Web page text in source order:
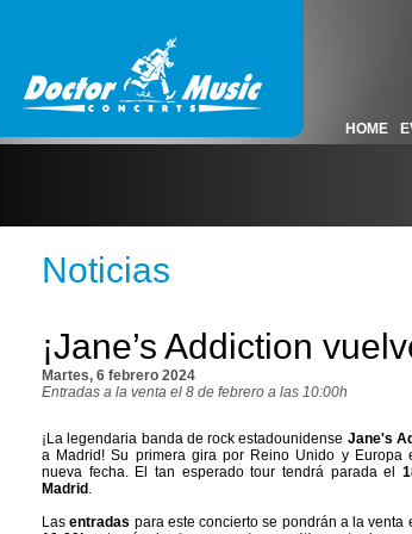
HOME
Noticias
¡Jane’s Addiction
Martes, 6 febrero 2024
Entradas a la venta el 8 de febrero a las 10:00h
¡La legendaria banda de rock estadounidense Jane's
a Madrid! Su primera gira por Reino Unido y Europa
nueva fecha. El tan esperado tour tendrá parada el
Madrid .
Lasentradas para este concierto se pondrán a la venta